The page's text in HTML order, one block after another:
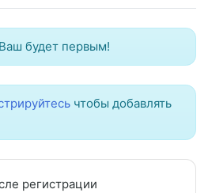
будет первым!
чтобы добавлять
регистрации